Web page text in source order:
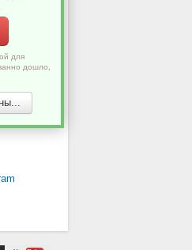
для
дошло,